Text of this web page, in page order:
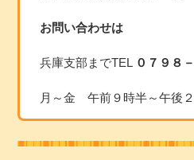
お問い合わせは
兵庫支部までTEL ０７９８
月～金 午前９時半～午後